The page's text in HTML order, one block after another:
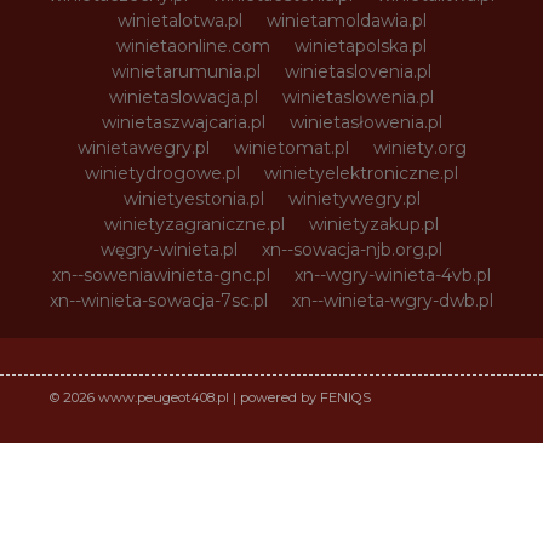
winietalotwa.pl
winietamoldawia.pl
winietaonline.com
winietapolska.pl
winietarumunia.pl
winietaslovenia.pl
winietaslowacja.pl
winietaslowenia.pl
winietaszwajcaria.pl
winietasłowenia.pl
winietawegry.pl
winietomat.pl
winiety.org
winietydrogowe.pl
winietyelektroniczne.pl
winietyestonia.pl
winietywegry.pl
winietyzagraniczne.pl
winietyzakup.pl
węgry-winieta.pl
xn--sowacja-njb.org.pl
xn--soweniawinieta-gnc.pl
xn--wgry-winieta-4vb.pl
xn--winieta-sowacja-7sc.pl
xn--winieta-wgry-dwb.pl
© 2026 www.peugeot408.pl | powered by FENIQS